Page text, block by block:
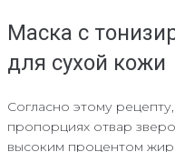
Маска с
для сухой кожи
Согласно этому
пропорциях отвар
высоким процентом